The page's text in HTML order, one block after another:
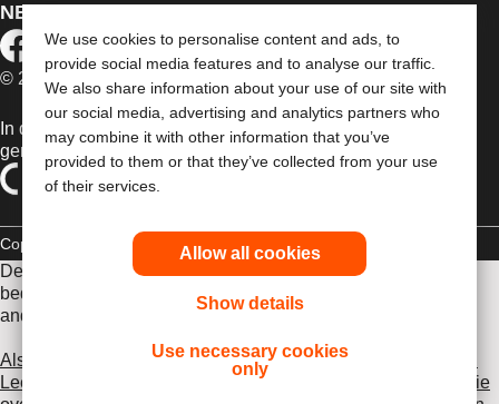
We use cookies to personalise content and ads, to
provide social media features and to analyse our traffic.
We also share information about your use of our site with
our social media, advertising and analytics partners who
may combine it with other information that you’ve
provided to them or that they’ve collected from your use
of their services.
Allow all cookies
Show details
Use necessary cookies
only
NEEM CONTACT MET ONS OP
© 2026 Dansac A/S. Alle rechten voorbehouden.
In de EU verkochte medische hulpmiddelen dienen
gemarkeerd te zijn met een van de volgende symbolen
Copyrightverklaring Privacybeleid Gebruik van cookies
De verstrekte informatie is geen medisch advies en is niet
bedoeld als vervanging voor het advies van uw eigen arts of
andere zorgverlener.
Als u een medische noodsituatie ervaart, schakel een arts in.
Lees voor gebruik goed de gebruiksaanwijzing voor informatie